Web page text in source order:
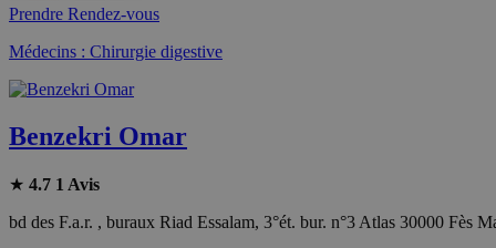
Prendre Rendez-vous
Médecins : Chirurgie digestive
Benzekri Omar
★ 4.7 1 Avis
bd des F.a.r. , buraux Riad Essalam, 3°ét. bur. n°3 Atlas 30000 Fès